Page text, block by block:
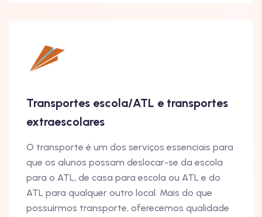
Transportes escola/ATL e transportes
extraescolares
O transporte é um dos serviços essenciais para
que os alunos possam deslocar-se da escola
para o ATL, de casa para escola ou ATL e do
ATL para qualquer outro local. Mais do que
possuirmos transporte, oferecemos qualidade